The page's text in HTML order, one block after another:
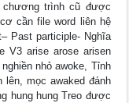
chương trình cũ được
cần file word liên hệ
Past participle- Nghĩa
V3 arise arose arisen
nhỏ awoke, Tỉnh
lên, mọc awaked đánh
hung hung Treo được